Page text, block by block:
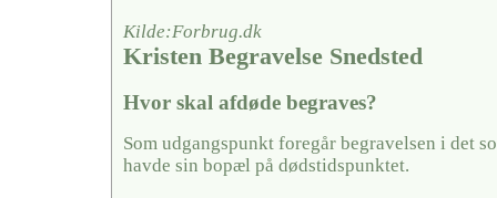
Kilde:Forbrug.dk
Kristen Begravelse Snedsted
Hvor skal afdøde begraves?
Som udgangspunkt foregår begravelsen i det
havde sin bopæl på dødstidspunktet.